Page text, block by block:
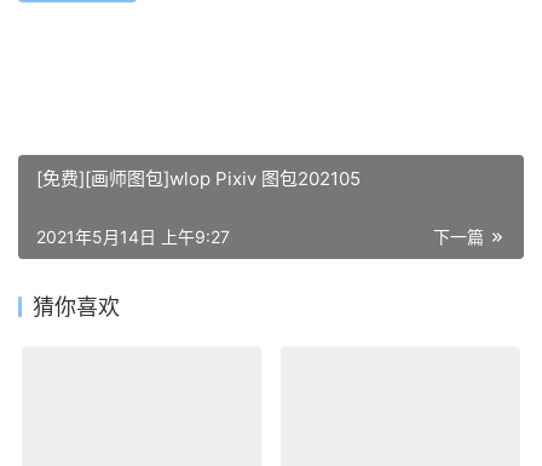
[免费][画师图包]wlop Pixiv 图包202105
下一篇
2021年5月14日 上午9:27
猜你喜欢